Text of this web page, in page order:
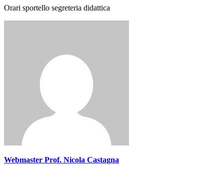
Orari sportello segreteria didattica
Webmaster Prof. Nicola Castagna